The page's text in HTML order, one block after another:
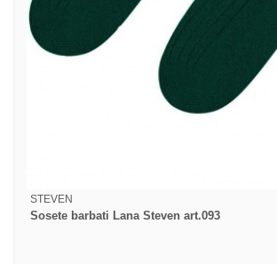
STEVEN
Sosete barbati Lana Steven art.093